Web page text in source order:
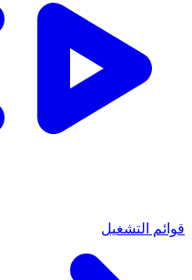
قوائم التشغيل